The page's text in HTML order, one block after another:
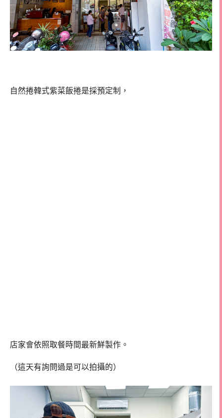
自然捲韓式紫菜飯捲是採預定制，
店家會依照取餐時間最新鮮製作。
（這天有詢問過是可以拍攝的）